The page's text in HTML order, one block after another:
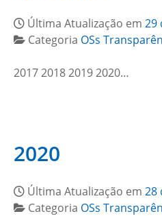
Última Atualização em 29
Categoria OSs
2017 2018 2019 2020…
2020
Última Atualização em 28
Categoria OSs